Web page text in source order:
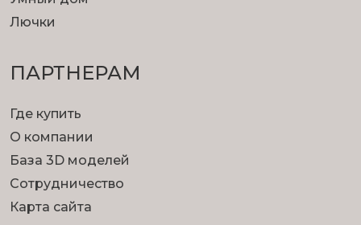
Лючки
ПАРТНЕРАМ
Где купить
О компании
База 3D моделей
Сотрудничество
Карта сайта